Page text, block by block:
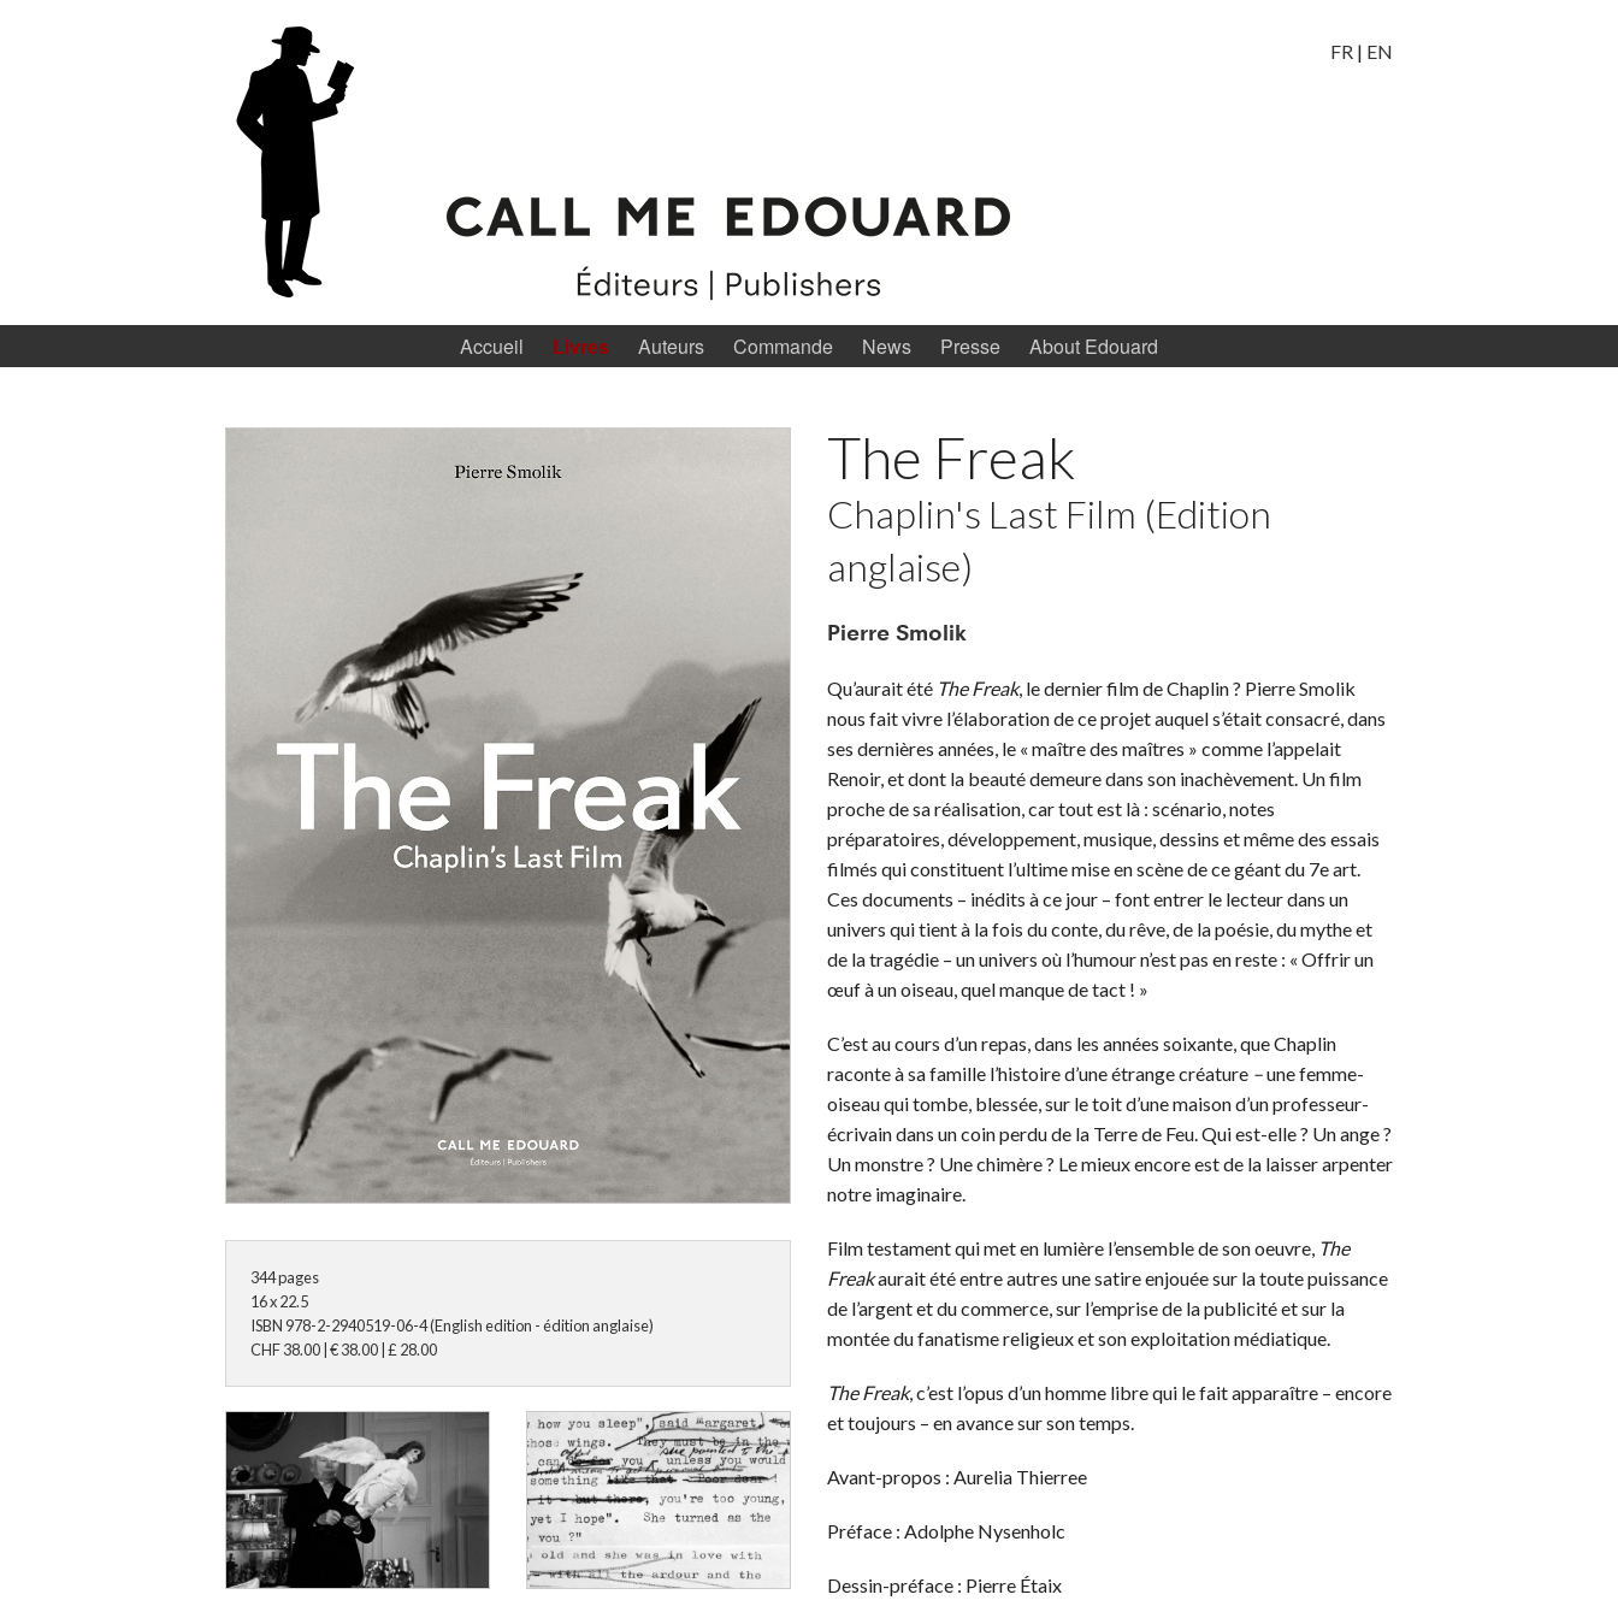
FR | EN
Accueil Livres Auteurs Commande News Presse About Edouard
The Freak
Chaplin's Last Film (Edition
anglaise)
Pierre Smolik
Qu’aurait été The Freak, le dernier film de Chaplin ? Pierre Smolik
nous fait vivre l’élaboration de ce projet auquel s’était consacré, dans
ses dernières années, le « maître des maîtres » comme l’appelait
Renoir, et dont la beauté demeure dans son inachèvement. Un film
proche de sa réalisation, car tout est là : scénario, notes
préparatoires, développement, musique, dessins et même des essais
filmés qui constituent l’ultime mise en scène de ce géant du 7e art.
Ces documents – inédits à ce jour – font entrer le lecteur dans un
univers qui tient à la fois du conte, du rêve, de la poésie, du mythe et
de la tragédie – un univers où l’humour n’est pas en reste : « Offrir un
œuf à un oiseau, quel manque de tact ! »
C’est au cours d’un repas, dans les années soixante, que Chaplin
raconte à sa famille l’histoire d’une étrange créature –une femme-
oiseau qui tombe, blessée, sur le toit d’une maison d’un professeur-
écrivain dans un coin perdu de la Terre de Feu. Qui est-elle ? Un ange ?
Un monstre ? Une chimère ? Le mieux encore est de la laisser arpenter
notre imaginaire.
Film testament qui met en lumière l’ensemble de son oeuvre, The
Freakaurait été entre autres une satire enjouée sur la toute puissance
de l’argent et du commerce, sur l’emprise de la publicité et sur la
montée du fanatisme religieux et son exploitation médiatique.
The Freak, c’est l’opus d’un homme libre qui le fait apparaître – encore
et toujours – en avance sur son temps.
Avant-propos : Aurelia Thierree
Préface : Adolphe Nysenholc
Dessin-préface : Pierre Étaix
344pages
16 x 22.5
ISBN 978-2-2940519-06-4 (English edition - édition anglaise)
CHF38.00 €38.00 £28.00